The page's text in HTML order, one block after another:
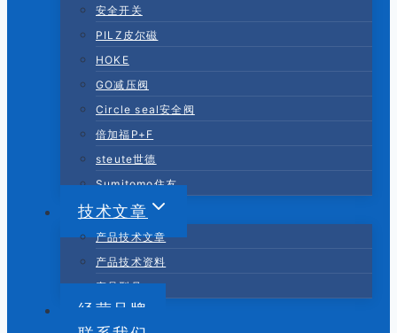
安全开关
PILZ皮尔磁
HOKE
GO减压阀
Circle seal安全阀
倍加福P+F
steute世德
Sumitomo住友
技术文章
产品技术文章
产品技术资料
产品型号
经营品牌